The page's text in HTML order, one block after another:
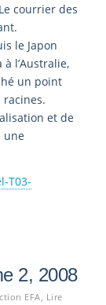
courrier des
le Japon
l’Australie,
un point
racines.
et de
une
T03-
2, 2008
EFA, Lire